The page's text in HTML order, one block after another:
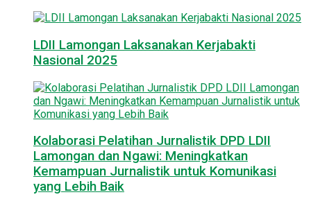
LDII Lamongan Laksanakan Kerjabakti
Nasional 2025
Kolaborasi Pelatihan Jurnalistik DPD LDII
Lamongan dan Ngawi: Meningkatkan
Kemampuan Jurnalistik untuk Komunikasi
yang Lebih Baik